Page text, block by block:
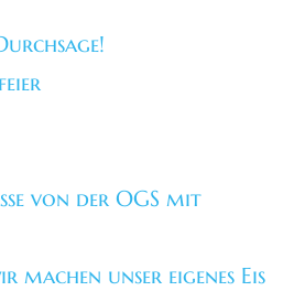
von der OGS mit
machen unser eigenes Eis